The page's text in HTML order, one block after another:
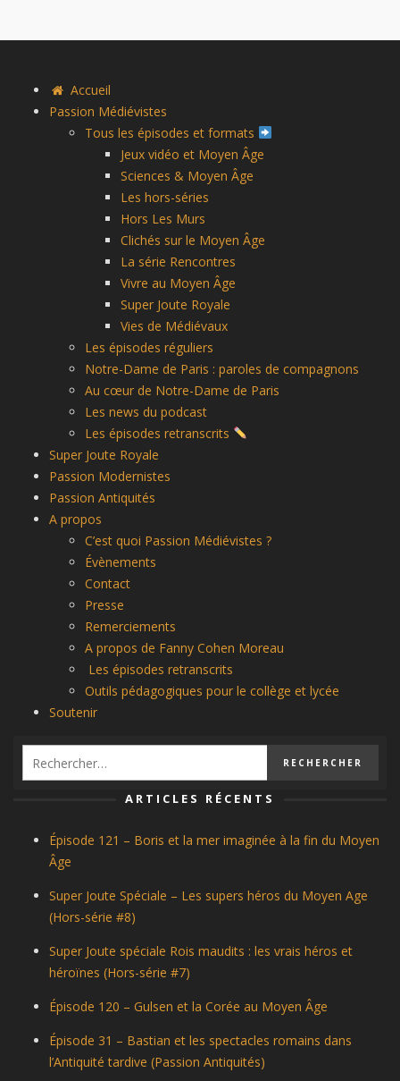
Accueil
Passion Médiévistes
Tous les épisodes et formats
Jeux vidéo et Moyen Âge
Sciences & Moyen Âge
Les hors-séries
Hors Les Murs
Clichés sur le Moyen Âge
La série Rencontres
Vivre au Moyen Âge
Super Joute Royale
Vies de Médiévaux
Les épisodes réguliers
Notre-Dame de Paris : paroles de compagnons
Au cœur de Notre-Dame de Paris
Les news du podcast
Les épisodes retranscrits
Super Joute Royale
Passion Modernistes
Passion Antiquités
A propos
C’est quoi Passion Médiévistes ?
Évènements
Contact
Presse
Remerciements
A propos de Fanny Cohen Moreau
Les épisodes retranscrits
Outils pédagogiques pour le collège et lycée
Soutenir
ARTICLES RÉCENTS
Épisode 121 – Boris et la mer imaginée à la fin du Moyen
Âge
Super Joute Spéciale – Les supers héros du Moyen Age
(Hors-série #8)
Super Joute spéciale Rois maudits : les vrais héros et
héroïnes (Hors-série #7)
Épisode 120 – Gulsen et la Corée au Moyen Âge
Épisode 31 – Bastian et les spectacles romains dans
l’Antiquité tardive (Passion Antiquités)